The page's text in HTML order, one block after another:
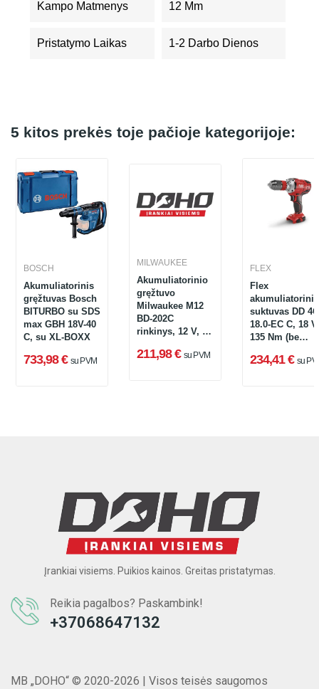
Kampo Matmenys 12 Mm
Pristatymo Laikas 1-2 Darbo Dienos
5 kitos prekės toje pačioje kategorijoje:
BOSCH
Akumuliatorinis
gręžtuvas Bosch
BITURBO su SDS
max GBH 18V-40
C, su XL-BOXX
733,98 € su PVM
MILWAUKEE
Akumuliatorinio
gręžtuvo
Milwaukee M12
BD-202C
rinkinys, 12 V, 2
įkroviklis +
211,98 € su PVM
FLEX
Flex
akumuliatorinis
suktuvas DD 4G
18.0-EC C, 18 V,
135 Nm (be
ir įkroviklio)
234,41 € su
Įrankiai visiems. Puikios kainos. Greitas pristatymas.
Reikia pagalbos? Paskambink!
+37068647132
MB „DOHO“ © 2020-2026 | Visos teisės saugomos